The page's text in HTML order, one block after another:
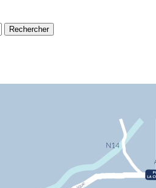
Rechercher